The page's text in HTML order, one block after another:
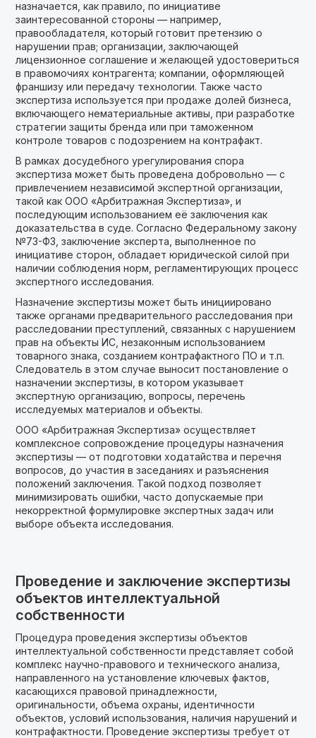
назначается, как правило, по инициативе
заинтересованной стороны — например,
правообладателя, который готовит претензию о
нарушении прав; организации, заключающей
лицензионное соглашение и желающей удостовериться
в правомочиях контрагента; компании, оформляющей
франшизу или передачу технологии. Также часто
экспертиза используется при продаже долей бизнеса,
включающего нематериальные активы, при разработке
стратегии защиты бренда или при таможенном
контроле товаров с подозрением на контрафакт.
В рамках досудебного урегулирования спора
экспертиза может быть проведена добровольно — с
привлечением независимой экспертной организации,
такой как ООО «Арбитражная Экспертиза», и
последующим использованием её заключения как
доказательства в суде. Согласно Федеральному закону
№73-ФЗ, заключение эксперта, выполненное по
инициативе сторон, обладает юридической силой при
наличии соблюдения норм, регламентирующих процесс
экспертного исследования.
Назначение экспертизы может быть инициировано
также органами предварительного расследования при
расследовании преступлений, связанных с нарушением
прав на объекты ИС, незаконным использованием
товарного знака, созданием контрафактного ПО и т.п.
Следователь в этом случае выносит постановление о
назначении экспертизы, в котором указывает
экспертную организацию, вопросы, перечень
исследуемых материалов и объекты.
ООО «Арбитражная Экспертиза» осуществляет
комплексное сопровождение процедуры назначения
экспертизы — от подготовки ходатайства и перечня
вопросов, до участия в заседаниях и разъяснения
положений заключения. Такой подход позволяет
минимизировать ошибки, часто допускаемые при
некорректной формулировке экспертных задач или
выборе объекта исследования.
Проведение и заключение экспертизы
объектов интеллектуальной
собственности
Процедура проведения экспертизы объектов
интеллектуальной собственности представляет собой
комплекс научно-правового и технического анализа,
направленного на установление ключевых фактов,
касающихся правовой принадлежности,
оригинальности, объема охраны, идентичности
объектов, условий использования, наличия нарушений и
контрафактности. Проведение экспертизы требует от